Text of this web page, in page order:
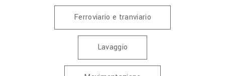
Ferroviario e tranviario
Lavaggio